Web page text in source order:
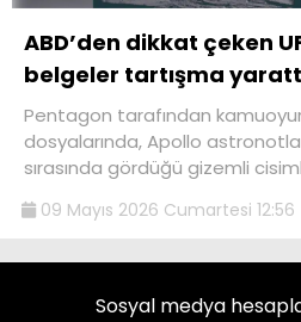
ABD’den dikkat çeken
belgeler tartışma
Pentagon tarafından
dosyalarında, Apollo
sırasında gördüğü gizemli
09 Mayıs 2026 Cumartesi 12:56
Sosyal medya